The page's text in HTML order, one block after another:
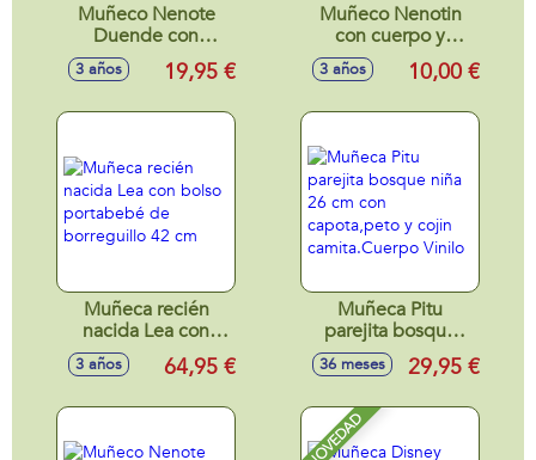
Muñeco Nenote
Duende con
cuerpo y
extremidades de
3 años 19,95 €
Muñeco Nenotin
con cuerpo y
extremidades de
vinilo 21 cm,
3 años 10,00 €
Muñeca recién
nacida Lea con
bolso portabebé
de borreguillo 42
3 años 64,95 €
Muñeca Pitu
parejita bosque
niña 26 cm con
capota,peto y cojin
Vinilo
36 meses 29,95 €
NOVEDAD